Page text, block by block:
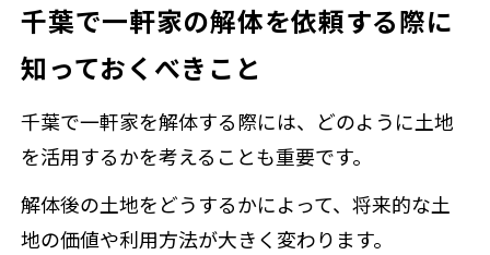
千葉で一軒家の解体を依頼する際に
知っておくべきこと
千葉で一軒家を解体する際には、どのように土地
を活用するかを考えることも重要です。
解体後の土地をどうするかによって、将来的な土
地の価値や利用方法が大きく変わります。